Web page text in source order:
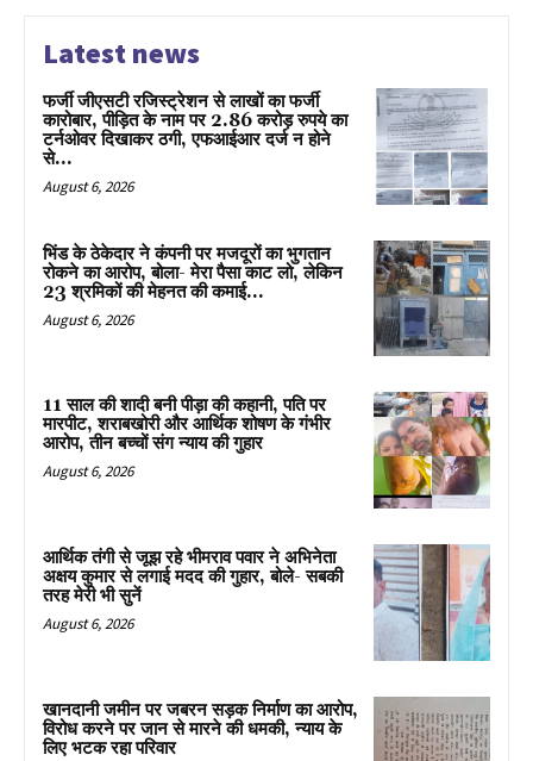
Latest news
फर्जी जीएसटी रजिस्ट्रेशन से लाखों का फर्जी
कारोबार, पीड़ित के नाम पर 2.86 करोड़ रुपये का
टर्नओवर दिखाकर ठगी, एफआईआर दर्ज न होने
से...
August 6, 2026
भिंड के ठेकेदार ने कंपनी पर मजदूरों का भुगतान
रोकने का आरोप, बोला- मेरा पैसा काट लो, लेकिन
23 श्रमिकों की मेहनत की कमाई...
August 6, 2026
11 साल की शादी बनी पीड़ा की कहानी, पति पर
मारपीट, शराबखोरी और आर्थिक शोषण के गंभीर
आरोप, तीन बच्चों संग न्याय की गुहार
August 6, 2026
आर्थिक तंगी से जूझ रहे भीमराव पवार ने अभिनेता
अक्षय कुमार से लगाई मदद की गुहार, बोले- सबकी
तरह मेरी भी सुनें
August 6, 2026
खानदानी जमीन पर जबरन सड़क निर्माण का आरोप,
विरोध करने पर जान से मारने की धमकी, न्याय के
लिए भटक रहा परिवार